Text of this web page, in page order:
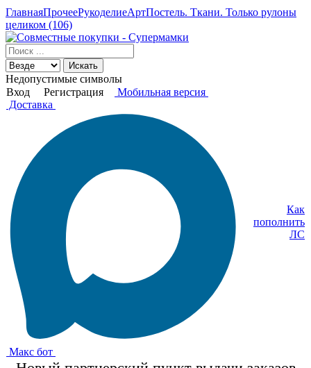
ГлавнаяПрочееРукоделиеАртПостель. Ткани. Только рулоны
целиком (106)
Искать
Недопустимые символы
Вход
Регистрация
Мобильная версия
Доставка
Макс бот
Как
пополнить
ЛС